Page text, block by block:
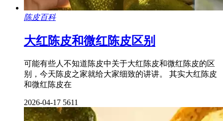
陈皮百科
大红陈皮和微红陈皮区别
可能有些人不知道陈皮中关于大红陈皮和微红陈皮的区
别，今天陈皮之家就给大家细致的讲讲。 其实大红陈皮
和微红陈皮在
2026-04-17 5611